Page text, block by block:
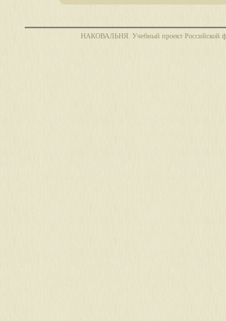
НАКОВАЛЬНЯ. Учебный проект Российской